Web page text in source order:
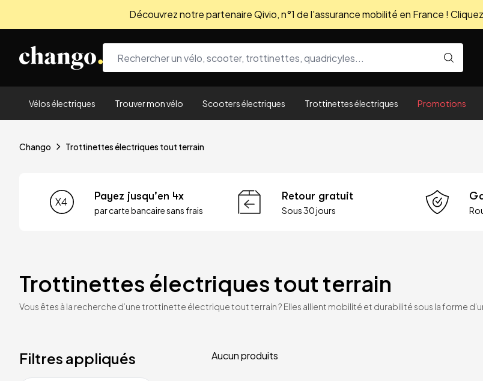
Découvrez notre partenaire Qivio, n°1 de l'assurance mobilité en France !
Vélos électriques Trouver mon vélo Scooters électriques Trottinettes électriques Promotions
Chango Trottinettes électriques tout terrain
Payez jusqu'en 4x
par carte bancaire sans frais
Retour gratuit
Sous 30 jours
Trottinettes électriques tout terrain
Vous êtes à la recherche d’une trottinette électrique tout terrain ? Elles allient mobilité et durabilité sous la forme
Filtres appliqués Aucun produits